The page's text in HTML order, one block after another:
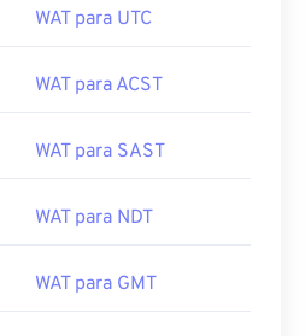
WAT para UTC
WAT para ACST
WAT para SAST
WAT para NDT
WAT para GMT